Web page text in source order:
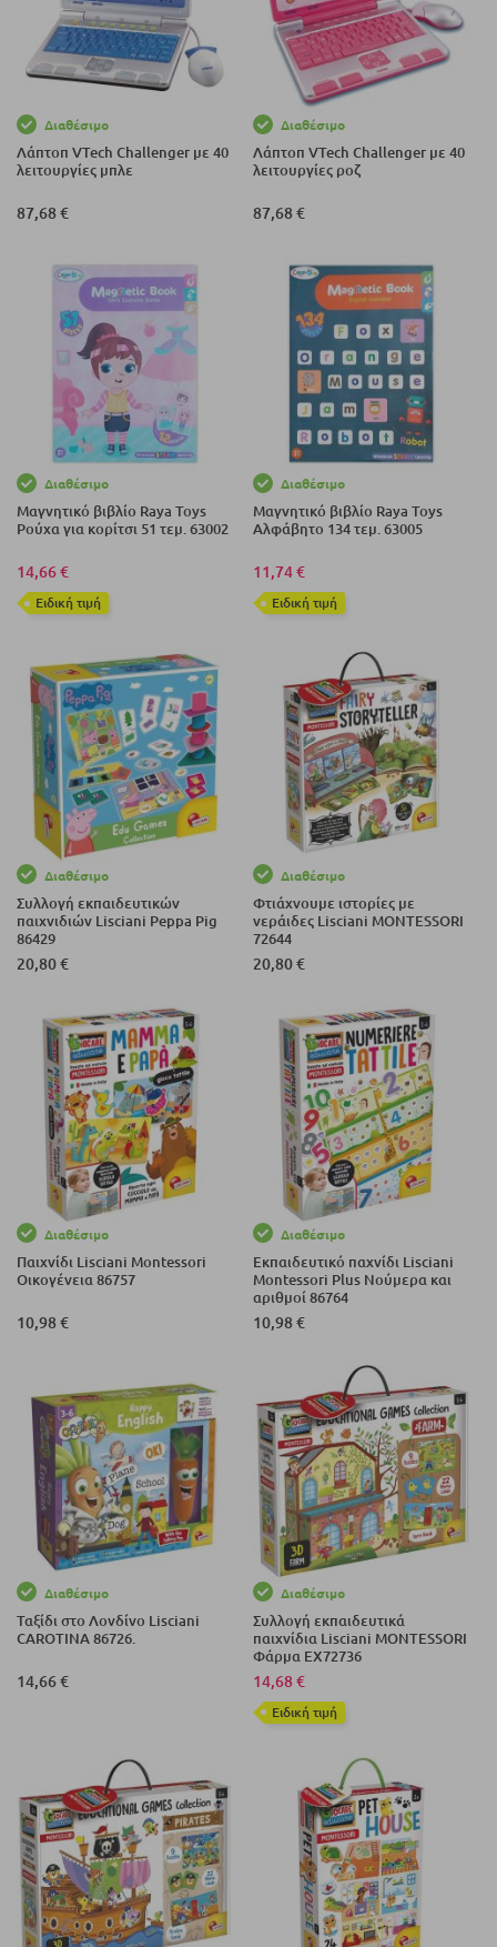
Διαθέσιμο
Λάπτοπ VTech Challenger με 40
λειτουργίες μπλε
87,68 €
Διαθέσιμο
Λάπτοπ VTech Challenger με 40
λειτουργίες ροζ
87,68 €
Διαθέσιμο
Μαγνητικό βιβλίο Raya Toys
Ρούχα για κορίτσι 51 τεμ. 63002
14,66 €
Eιδική τιμή
Διαθέσιμο
Μαγνητικό βιβλίο Raya Toys
Αλφάβητο 134 τεμ. 63005
11,74 €
Eιδική τιμή
Διαθέσιμο
Συλλογή εκπαιδευτικών
παιχνιδιών Lisciani Peppa Pig
86429
20,80 €
Διαθέσιμο
Φτιάχνουμε ιστορίες με
νεράιδες Lisciani MONTESSORI
72644
20,80 €
Διαθέσιμο
Παιχνίδι Lisciani Montessori
Οικογένεια 86757
10,98 €
Διαθέσιμο
Εκπαιδευτικό παχνίδι Lisciani
Montessori Plus Νούμερα και
αριθμοί 86764
10,98 €
Διαθέσιμο
Ταξίδι στο Λονδίνο Lisciani
CAROTINA 86726.
14,66 €
Διαθέσιμο
Συλλογή εκπαιδευτικά
παιχνίδια Lisciani MONTESSORI
Φάρμα EX72736
14,68 €
Eιδική τιμή